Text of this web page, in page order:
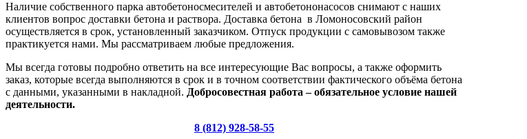
Наличие собственного парка автобетоносмесителей и автобетононасосов снимают с наших
клиентов вопрос доставки бетона и раствора. Доставка бетона в Ломоносовский район
осуществляется в срок, установленный заказчиком. Отпуск продукции с самовывозом также
практикуется нами. Мы рассматриваем любые предложения.
Мы всегда готовы подробно ответить на все интересующие Вас вопросы, а также оформить
заказ, которые всегда выполняются в срок и в точном соответствии фактического объёма бетона
с данными, указанными в накладной. Добросовестная работа – обязательное условие нашей
деятельности.
8 (812) 928-58-55